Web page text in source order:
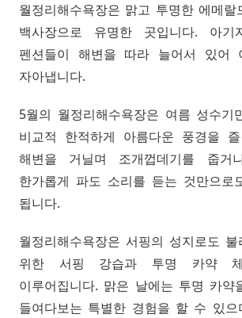
월정리해수욕장은 맑고 투명한 에메
백사장으로 유명한 곳입니다. 아기
펜션들이 해변을 따라 늘어서 있어
자아냅니다.
5월의 월정리해수욕장은 여름 성수기
비교적 한적하게 아름다운 풍경을
해변을 거닐며 조개껍데기를 줍거
한가롭게 파도 소리를 듣는 것만으로
됩니다.
월정리해수욕장은 서핑의 성지로도
위한 서핑 강습과 투명 카약 체
이루어집니다. 맑은 날에는 투명 카약
들여다보는 특별한 경험을 할 수 있으